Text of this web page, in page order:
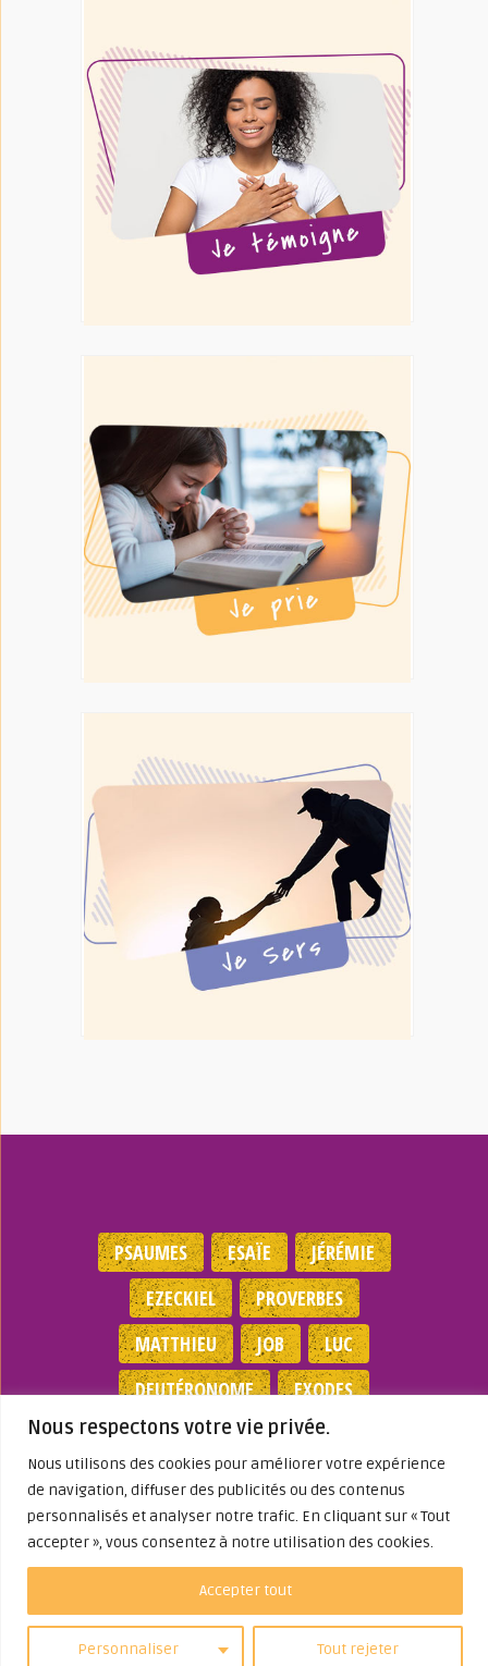
Nous respectons votre vie privée.
Nous utilisons des cookies pour améliorer votre expérience
de navigation, diffuser des publicités ou des contenus
personnalisés et analyser notre trafic. En cliquant sur « Tout
accepter », vous consentez à notre utilisation des cookies.
Personnaliser Tout rejeter
Accepter tout
PSAUMES ESAÏE
JÉRÉMIE
EZECKIEL
PROVERBES
MATTHIEU
JOB
LUC
DEUTÉRONOME
EXODES
NOMBRES
JEAN 1 SAMUEL
Mentions légales|Politique de
confidentialité|Partenaires|Dieu A Agi
Dans ma Vie
© 2026